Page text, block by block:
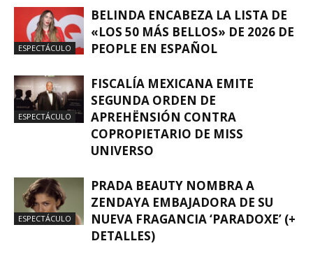
ESPECTÁCULO
BELINDA ENCABEZA LA LISTA DE
«LOS 50 MÁS BELLOS» DE 2026 DE
PEOPLE EN ESPAÑOL
ESPECTÁCULO
FISCALÍA MEXICANA EMITE
SEGUNDA ORDEN DE
APREHËNSIÓN CONTRA
COPROPIETARIO DE MISS
UNIVERSO
ESPECTÁCULO
PRADA BEAUTY NOMBRA A
ZENDAYA EMBAJADORA DE SU
NUEVA FRAGANCIA ‘PARADOXE’ (+
DETALLES)